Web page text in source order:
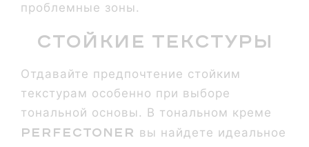
проблемные зоны.
Стойкие текстуры
Отдавайте предпочтение стойким
текстурам особенно при выборе
тональной основы. В тональном креме
Perfectoner вы найдете идеальное